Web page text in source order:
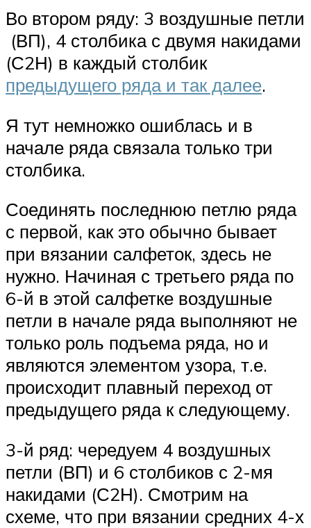
Во втором ряду: 3 воздушные петли
(ВП), 4 столбика с двумя накидами
(С2Н) в каждый столбик
предыдущего ряда и так далее.
Я тут немножко ошиблась и в
начале ряда связала только три
столбика.
Соединять последнюю петлю ряда
с первой, как это обычно бывает
при вязании салфеток, здесь не
нужно. Начиная с третьего ряда по
6-й в этой салфетке воздушные
петли в начале ряда выполняют не
только роль подъема ряда, но и
являются элементом узора, т.е.
происходит плавный переход от
предыдущего ряда к следующему.
3-й ряд: чередуем 4 воздушных
петли (ВП) и 6 столбиков с 2-мя
накидами (С2Н). Смотрим на
схеме, что при вязании средних 4-х